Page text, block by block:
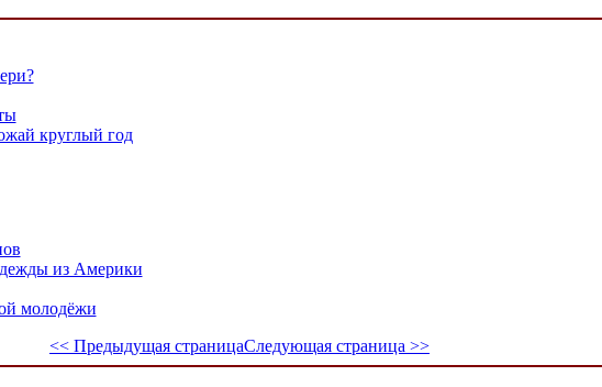
круглый год
из Америки
молодёжи
<< Предыдущая страницаСледующая страница >>